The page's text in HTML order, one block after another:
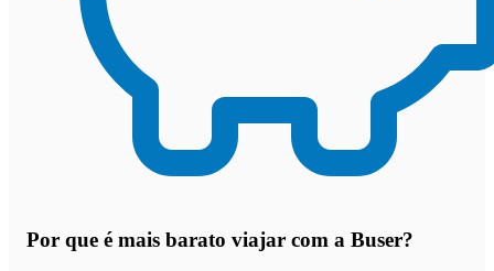
Por que é mais barato viajar com a Buser?